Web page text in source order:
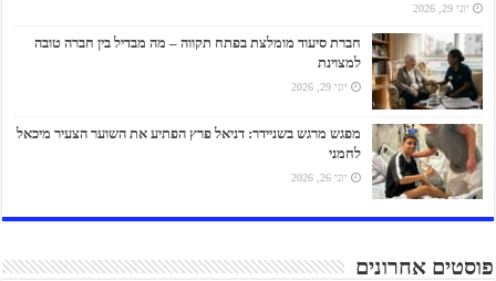
יוני 29, 2026
חברת סיעוד מומלצת בפתח תקווה – מה מבדיל בין חברה טובה
למצוינת
יוני 29, 2026
מפגש מרגש בשניידר: דניאל פרץ הפתיע את השוער הצעיר מיכאל
לחמני
יוני 26, 2026
פוסטים אחרונים